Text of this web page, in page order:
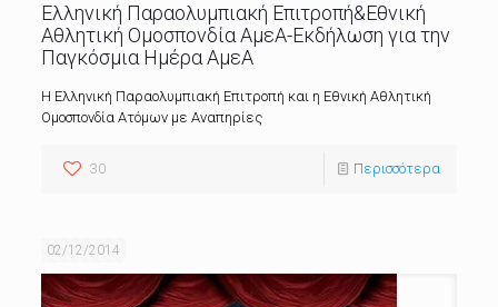
Ελληνική Παραολυμπιακή Επιτροπή&Εθνική
Αθλητική Ομοσπονδία ΑμεΑ-Εκδήλωση για την
Παγκόσμια Ημέρα ΑμεΑ
Η Ελληνική Παραολυμπιακή Επιτροπή και η Εθνική Αθλητική
Ομοσπονδία Ατόμων με Αναπηρίες
30 Περισσότερα
02/12/2014